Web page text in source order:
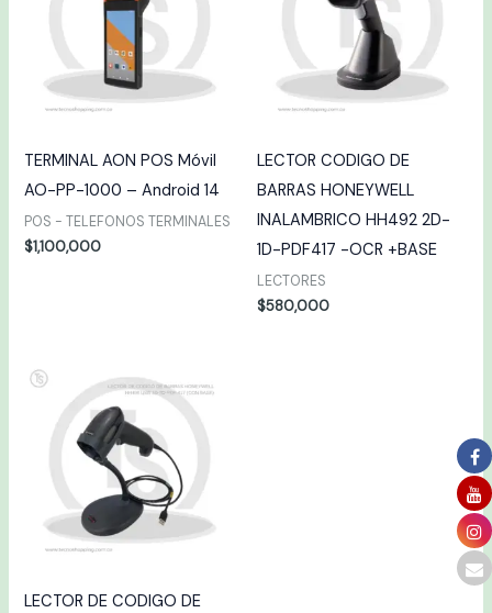
TERMINAL AON POS Móvil
AO-PP-1000 – Android 14
POS - TELEFONOS TERMINALES
$1,100,000
LECTOR CODIGO DE
BARRAS HONEYWELL
INALAMBRICO HH492 2D-
1D-PDF417 -OCR +BASE
LECTORES
$580,000
LECTOR DE CODIGO DE